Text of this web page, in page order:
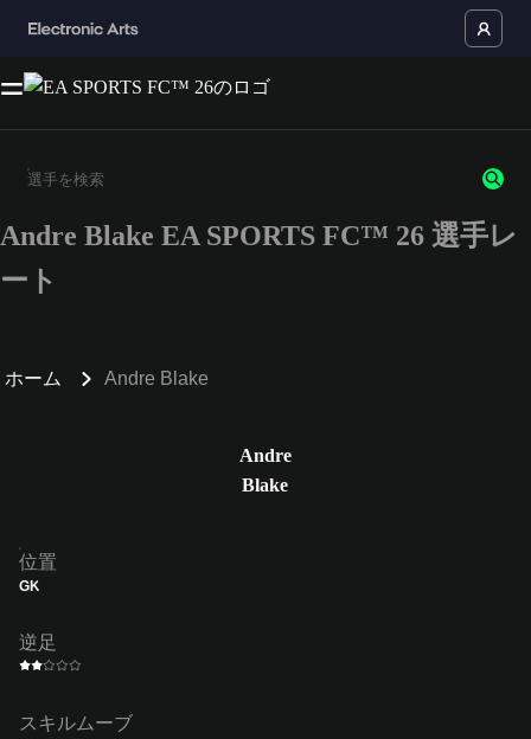
3文字以上の文字または数字を入力してください。
Andre Blake EA SPORTS FC™ 26 選手レ
ート
ホーム Andre Blake
Andre
Blake
位置
GK
逆足
スキルムーブ